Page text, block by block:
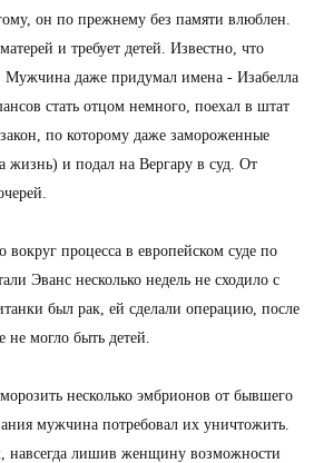
он по прежнему без памяти влюблен.
и требует детей. Известно, что
Мужчина даже придумал имена - Изабелла
стать отцом немного, поехал в штат
по которому даже замороженные
и подал на Вергару в суд. От
процесса в европейском суде по
Эванс несколько недель не сходило с
был рак, ей сделали операцию, после
не могло быть детей.
несколько эмбрионов от бывшего
мужчина потребовал их уничтожить.
навсегда лишив женщину возможности